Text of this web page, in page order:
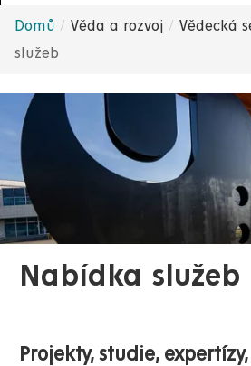
Drobečková
navigace
Domů Věda a rozvoj Vědecká
služeb
Nabídka služeb
Projekty, studie,